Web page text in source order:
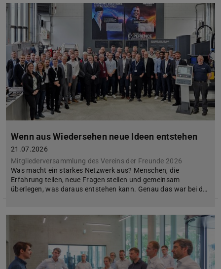
Wenn aus Wiedersehen neue Ideen entstehen
21.07.2026
Mitgliederversammlung des Vereins der Freunde 2026
Was macht ein starkes Netzwerk aus? Menschen, die
Erfahrung teilen, neue Fragen stellen und gemeinsam
überlegen, was daraus entstehen kann. Genau das war bei d…